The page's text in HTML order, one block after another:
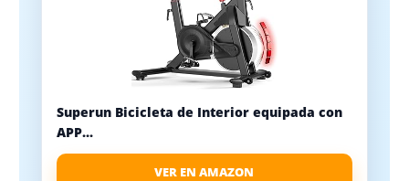
Superun Bicicleta de Interior equipada con
APP...
VER EN AMAZON